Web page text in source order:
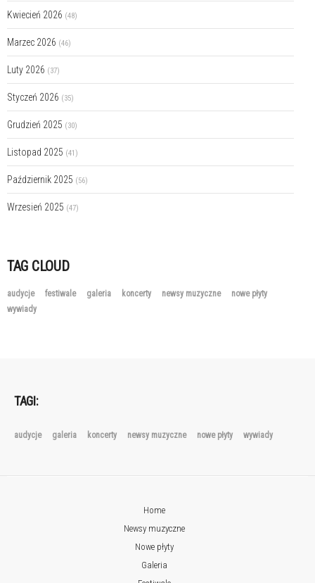
Kwiecień 2026 (48)
Marzec 2026 (46)
Luty 2026 (37)
Styczeń 2026 (35)
Grudzień 2025 (30)
Listopad 2025 (41)
Październik 2025 (56)
Wrzesień 2025 (47)
TAG CLOUD
audycje festiwale galeria koncerty newsy muzyczne
nowe płyty
wywiady
TAGI:
audycje galeria koncerty newsy muzyczne nowe płyty wywiady
Home
Newsy muzyczne
Nowe płyty
Galeria